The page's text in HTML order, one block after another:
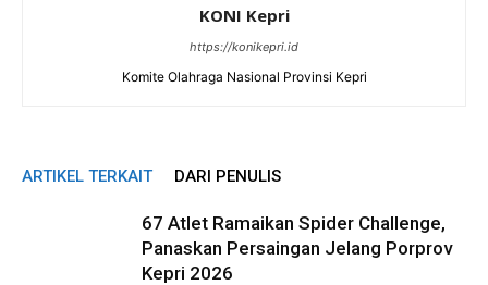
KONI Kepri
https://konikepri.id
Komite Olahraga Nasional Provinsi Kepri
ARTIKEL TERKAIT DARI PENULIS
67 Atlet Ramaikan Spider Challenge,
Panaskan Persaingan Jelang Porprov
Kepri 2026